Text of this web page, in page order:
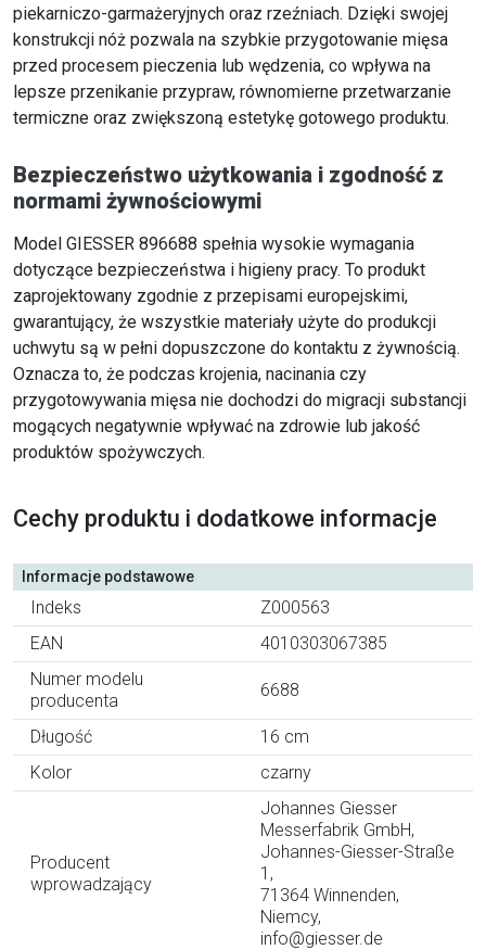
piekarniczo-garmażeryjnych oraz rzeźniach. Dzięki swojej
konstrukcji nóż pozwala na szybkie przygotowanie mięsa
przed procesem pieczenia lub wędzenia, co wpływa na
lepsze przenikanie przypraw, równomierne przetwarzanie
termiczne oraz zwiększoną estetykę gotowego produktu.
Bezpieczeństwo użytkowania i zgodność z
normami żywnościowymi
Model GIESSER 896688 spełnia wysokie wymagania
dotyczące bezpieczeństwa i higieny pracy. To produkt
zaprojektowany zgodnie z przepisami europejskimi,
gwarantujący, że wszystkie materiały użyte do produkcji
uchwytu są w pełni dopuszczone do kontaktu z żywnością.
Oznacza to, że podczas krojenia, nacinania czy
przygotowywania mięsa nie dochodzi do migracji substancji
mogących negatywnie wpływać na zdrowie lub jakość
produktów spożywczych.
Cechy produktu i dodatkowe informacje
Informacje podstawowe
Indeks
Z000563
EAN
4010303067385
Numer modelu
producenta
6688
Długość
16 cm
Kolor
czarny
Producent
wprowadzający
Johannes Giesser
Messerfabrik GmbH,
Johannes-Giesser-Straße
1,
71364 Winnenden,
Niemcy,
info@giesser.de